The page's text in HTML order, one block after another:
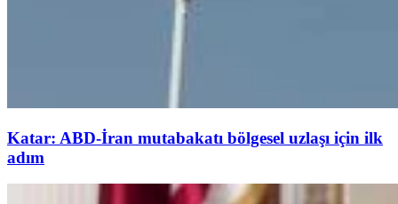
Katar: ABD-İran mutabakatı bölgesel uzlaşı için ilk
adım